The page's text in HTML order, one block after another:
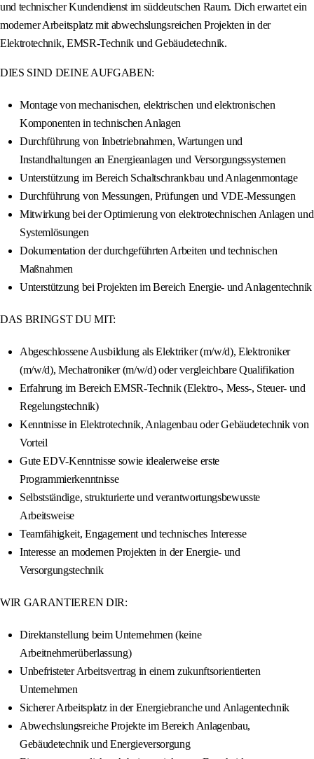
und technischer Kundendienst im süddeutschen Raum. Dich erwartet ein
moderner Arbeitsplatz mit abwechslungsreichen Projekten in der
Elektrotechnik, EMSR-Technik und Gebäudetechnik.
DIES SIND DEINE AUFGABEN:
Montage von mechanischen, elektrischen und elektronischen
Komponenten in technischen Anlagen
Durchführung von Inbetriebnahmen, Wartungen und
Instandhaltungen an Energieanlagen und Versorgungssystemen
Unterstützung im Bereich Schaltschrankbau und Anlagenmontage
Durchführung von Messungen, Prüfungen und VDE-Messungen
Mitwirkung bei der Optimierung von elektrotechnischen Anlagen und
Systemlösungen
Dokumentation der durchgeführten Arbeiten und technischen
Maßnahmen
Unterstützung bei Projekten im Bereich Energie- und Anlagentechnik
DAS BRINGST DU MIT:
Abgeschlossene Ausbildung als Elektriker (m/w/d), Elektroniker
(m/w/d), Mechatroniker (m/w/d) oder vergleichbare Qualifikation
Erfahrung im Bereich EMSR-Technik (Elektro-, Mess-, Steuer- und
Regelungstechnik)
Kenntnisse in Elektrotechnik, Anlagenbau oder Gebäudetechnik von
Vorteil
Gute EDV-Kenntnisse sowie idealerweise erste
Programmierkenntnisse
Selbstständige, strukturierte und verantwortungsbewusste
Arbeitsweise
Teamfähigkeit, Engagement und technisches Interesse
Interesse an modernen Projekten in der Energie- und
Versorgungstechnik
WIR GARANTIEREN DIR:
Direktanstellung beim Unternehmen (keine
Arbeitnehmerüberlassung)
Unbefristeter Arbeitsvertrag in einem zukunftsorientierten
Unternehmen
Sicherer Arbeitsplatz in der Energiebranche und Anlagentechnik
Abwechslungsreiche Projekte im Bereich Anlagenbau,
Gebäudetechnik und Energieversorgung